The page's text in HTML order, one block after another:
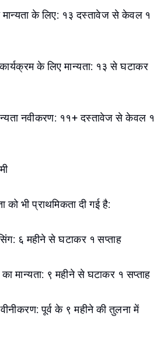
मान्यता के लिए: १३ दस्तावेज से केवल १
के लिए मान्यता: १३ से घटाकर
नवीकरण: ११+ दस्तावेज से केवल १
को भी प्राथमिकता दी गई है:
६ महीने से घटाकर १ सप्ताह
मान्यता: ९ महीने से घटाकर १ सप्ताह
पूर्व के ९ महीने की तुलना में